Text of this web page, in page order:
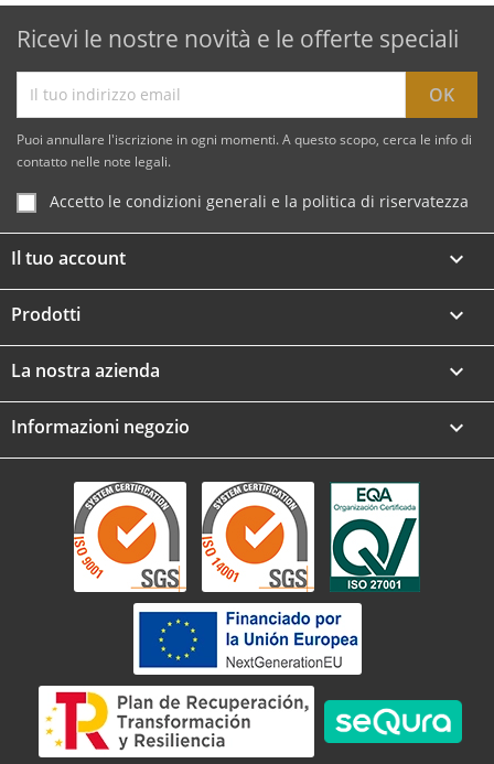
Ricevi le nostre novità e le offerte speciali
Puoi annullare l'iscrizione in ogni momenti. A questo scopo, cerca le info di
contatto nelle note legali.
Accetto le condizioni generali e la politica di riservatezza
Il tuo account 
Prodotti 
La nostra azienda 
Informazioni negozio keyboard_arrow_down